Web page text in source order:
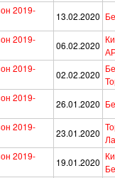
2019-
13.02.2020
2019-
06.02.2020
2019-
02.02.2020
2019-
26.01.2020
2019-
23.01.2020
2019-
19.01.2020